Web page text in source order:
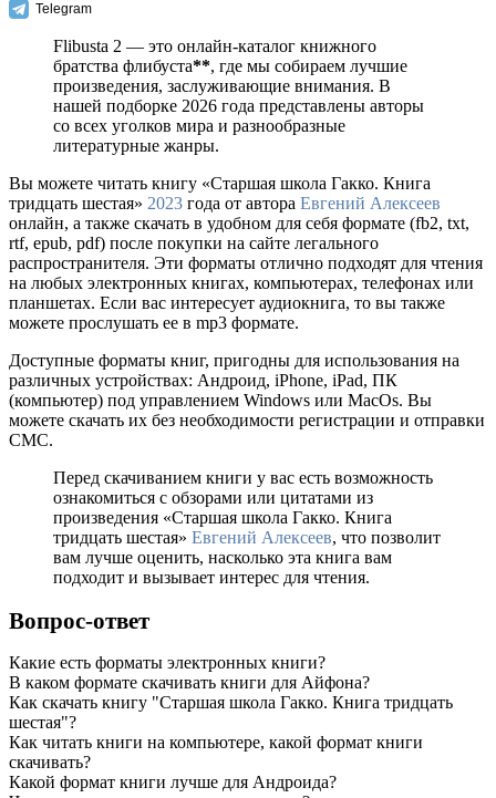
Telegram
Flibusta 2 — это онлайн-каталог книжного
братства флибуста**, где мы собираем лучшие
произведения, заслуживающие внимания. В
нашей подборке 2026 года представлены авторы
со всех уголков мира и разнообразные
литературные жанры.
Вы можете читать книгу «Старшая школа Гакко. Книга
тридцать шестая» 2023 года от автора Евгений Алексеев
онлайн, а также скачать в удобном для себя формате (fb2, txt,
rtf, epub, pdf) после покупки на сайте легального
распространителя. Эти форматы отлично подходят для чтения
на любых электронных книгах, компьютерах, телефонах или
планшетах. Если вас интересует аудиокнига, то вы также
можете прослушать ее в mp3 формате.
Доступные форматы книг, пригодны для использования на
различных устройствах: Андроид, iPhone, iPad, ПК
(компьютер) под управлением Windows или MacOs. Вы
можете скачать их без необходимости регистрации и отправки
СМС.
Перед скачиванием книги у вас есть возможность
ознакомиться с обзорами или цитатами из
произведения «Старшая школа Гакко. Книга
тридцать шестая» Евгений Алексеев, что позволит
вам лучше оценить, насколько эта книга вам
подходит и вызывает интерес для чтения.
Вопрос-ответ
Какие есть форматы электронных книги?
В каком формате скачивать книги для Айфона?
Как скачать книгу "Старшая школа Гакко. Книга тридцать
шестая"?
Как читать книги на компьютере, какой формат книги
скачивать?
Какой формат книги лучше для Андроида?